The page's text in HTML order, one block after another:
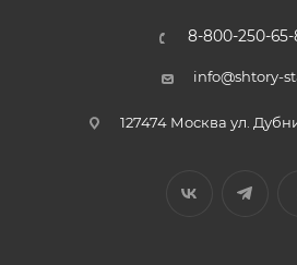
8-800-250-65-
info@shtory-
127474 Москва ул.